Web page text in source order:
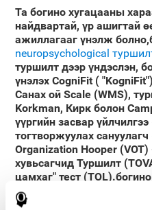
Та богино хугацааны
найдвартай, үр ашигтай
ажиллагааг үнэлж
neuropsychological
туршилт дээр үндэслэн,
үнэлэх CogniFit (
Санах ой Scale (WMS),
Korkman, Кирк болон
үүргийн засвар
тогтворжуулах
Organization Hooper
хувьсагчид Туршилт
цамхаг" тест
гадна, эдгээр туршилтыг
мэдэхүйн чадварыг